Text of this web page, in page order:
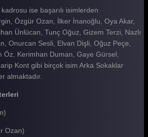
Bölüm
Bölüm
Bölüm
Bölüm
ise başarılı isimlerden
Özgür Ozan, İlker İnanoğlu, Oya Akar,
Ünlücan, Tunç Oğuz, Gizem Terzi, Nazlı
Onurcan Sesli, Elvan Dişli, Oğuz Peçe,
Öz, Kerimhan Duman, Gaye Gürsel,
Kont gibi birçok isim Arka Sokaklar
almaktadır.
Ozan)